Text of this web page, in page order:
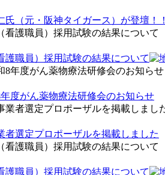
（元・阪神タイガース）が登壇！！
職員）採用試験の結果について
度がん薬物療法研修会のお知らせ
選定プロポーザルを掲載しました
職員）採用試験の結果について